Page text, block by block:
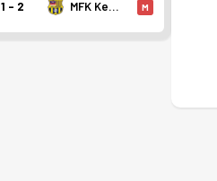
1 - 2 MFK Kezmarok M